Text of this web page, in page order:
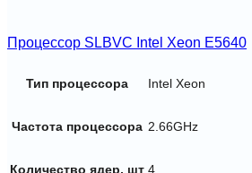
Процессор SLBVC Intel Xeon E5640
Тип процессора Intel Xeon
Частота процессора 2.66GHz
Количество ядер, шт 4